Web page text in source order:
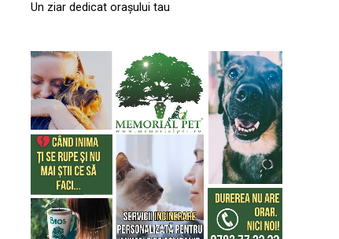
Un ziar dedicat orașului tau